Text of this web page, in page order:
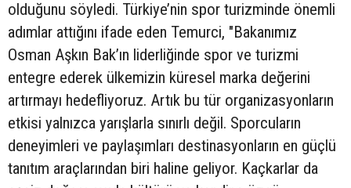
olduğunu söyledi. Türkiye’nin spor turizminde önemli
adımlar attığını ifade eden Temurci, "Bakanımız
Osman Aşkın Bak’ın liderliğinde spor ve turizmi
entegre ederek ülkemizin küresel marka değerini
artırmayı hedefliyoruz. Artık bu tür organizasyonların
etkisi yalnızca yarışlarla sınırlı değil. Sporcuların
deneyimleri ve paylaşımları destinasyonların en güçlü
tanıtım araçlarından biri haline geliyor. Kaçkarlar da